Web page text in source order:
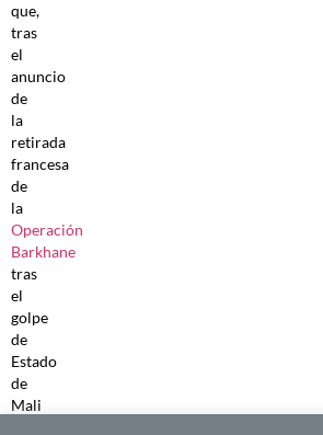
que,
tras
el
anuncio
de
la
retirada
francesa
de
la
Operación
Barkhane
tras
el
golpe
de
Estado
de
Mali